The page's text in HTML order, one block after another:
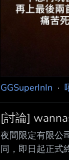
GGSuperInIn ·
[討論]
夜間限定有限公
同，即日起正式